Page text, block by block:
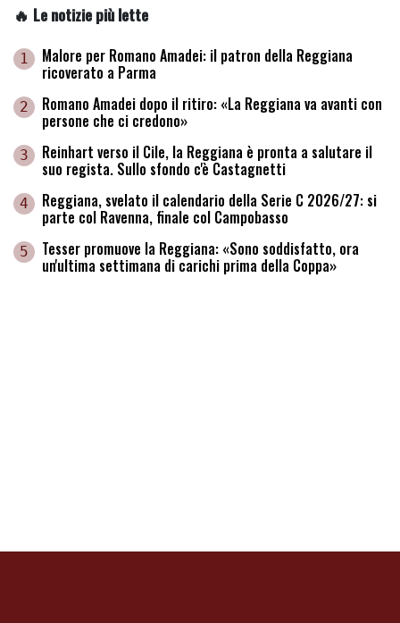
🔥 Le notizie più lette
1 Malore per Romano Amadei: il patron della Reggiana
ricoverato a Parma
2 Romano Amadei dopo il ritiro: «La Reggiana va avanti con
persone che ci credono»
3 Reinhart verso il Cile, la Reggiana è pronta a salutare il
suo regista. Sullo sfondo c'è Castagnetti
4 Reggiana, svelato il calendario della Serie C 2026/27: si
parte col Ravenna, finale col Campobasso
5 Tesser promuove la Reggiana: «Sono soddisfatto, ora
un'ultima settimana di carichi prima della Coppa»